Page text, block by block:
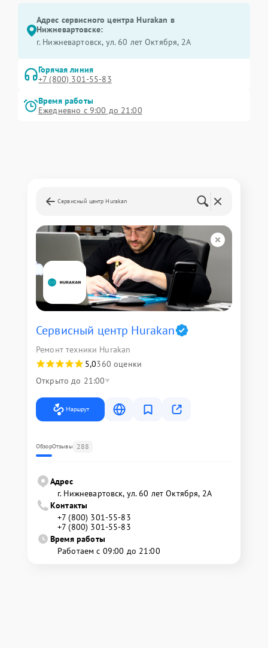
Адрес сервисного центра Hurakan в
Нижневартовске:
г. Нижневартовск, ул. 60 лет Октября, 2А
Горячая линия
+7 (800) 301-55-83
Время работы
Ежедневно с 9:00 до 21:00
Сервисный центр Hurakan
Сервисный центр Hurakan
Ремонт техники Hurakan
5,0360 оценки
Открыто до 21:00
Маршрут
ОбзорОтзывы 288
Адрес
г. Нижневартовск, ул. 60 лет Октября, 2А
Контакты
+7 (800) 301-55-83
+7 (800) 301-55-83
Время работы
Работаем с 09:00 до 21:00